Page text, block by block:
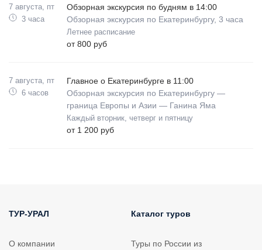
7 августа, пт
3 часа
Обзорная экскурсия по будням в 14:00
Обзорная экскурсия по Екатеринбургу, 3 часа
Летнее расписание
от 800 руб
7 августа, пт
6 часов
Главное о Екатеринбурге в 11:00
Обзорная экскурсия по Екатеринбургу —
граница Европы и Азии — Ганина Яма
Каждый вторник, четверг и пятницу
от 1 200 руб
ТУР-УРАЛ
О компании
Каталог туров
Туры по России из